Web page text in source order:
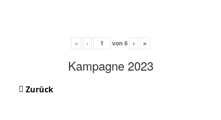
« ‹ von 6 › »
Kampagne 2023
Zurück